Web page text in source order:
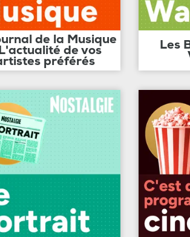
de la Musique
de vos
préférés
Les